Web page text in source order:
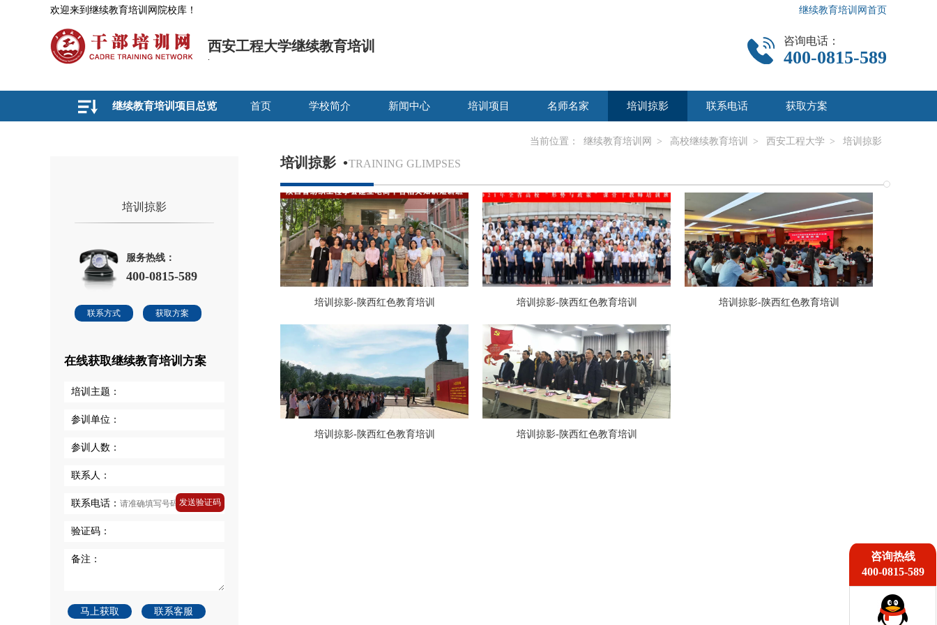
欢迎来到继续教育培训网院校库！ 继续教育培训网首页
西安工程大学继续教育培训 咨询电话：
400-0815-589
首页 学校简介 新闻中心 培训项目 名师名家 培训掠影 联系电话 获取方案
继续教育培训项目总览
当前位置： 继续教育培训网 > 高校继续教育培训 > 西安工程大学 > 培训掠影
培训掠影
服务热线：
400-0815-589
联系方式 获取方案
在线获取继续教育培训方案
培训主题：
参训单位：
参训人数：
联系人：
联系电话： 发送验证码
验证码：
备注：
马上获取 联系客服
培训掠影 •TRAINING GLIMPSES
培训掠影-陕西红色教育培训 培训掠影-陕西红色教育培训 培训掠影-陕西红色教育培训
培训掠影-陕西红色教育培训 培训掠影-陕西红色教育培训
咨询热线
400-0815-589